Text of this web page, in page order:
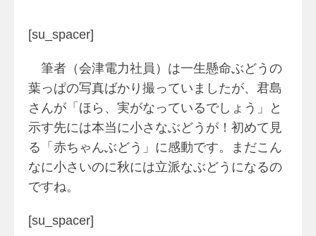
[su_spacer]
筆者（会津電力社員）は一生懸命ぶどうの
葉っぱの写真ばかり撮っていましたが、君島
さんが「ほら、実がなっているでしょう」と
示す先には本当に小さなぶどうが！初めて見
る「赤ちゃんぶどう」に感動です。まだこん
なに小さいのに秋には立派なぶどうになるの
ですね。
[su_spacer]